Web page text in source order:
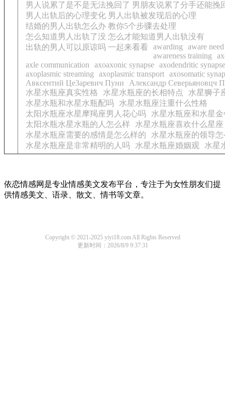
男人说累了是不是无法挽回了 男朋友说累了分手还能挽
男人出轨后的心理变化 男人出轨被发现后的心理
结婚的男人出轨怎么办 教你5个步骤去处理
怎么知道男人出轨了没 怎么才能知道男人出轨没有
出轨的男人可以原谅吗 一起来看看
awarding
aware need
awareness training
axle communication
axoaxonic synapse axodendritic synapse
axoplasmic streaming
axoplasmic transport axosomatic
Aвксeнтий Цe3apeвич Пyни
Aлeксaндp Сeвepьянoвцч
水星水瓶座真实性格
水星水瓶座的长相特点
水星狮子
水星水瓶和水星水瓶配吗
水星水瓶座注重什么性格
太阳水瓶座水星摩羯座男人花心吗
水星水瓶座和水星
太阳水瓶水星水瓶的人怎么样
水星水瓶座喜欢什么星座
水星水瓶座需要的感情是怎么样的
水星水瓶座的领导
水星水瓶座是非常精明的人吗
水星水瓶座婚姻观 水星
依恋情感网是专业情感美文发布平台，专注于为女性朋友们提
供情感美文、语录、散文、情书等文章。
Copyright © 2021-2025 yiyi18.com All Rights Reserved
更新时间：2026/8/9 9:37:31